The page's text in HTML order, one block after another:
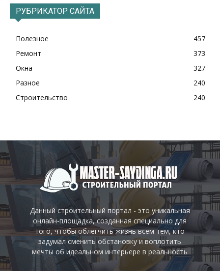
РУБРИКАТОР САЙТА
Полезное
457
Ремонт
373
Окна
327
Разное
240
Строительство
240
Данный строительный портал - это уникальная
онлайн-площадка, созданная специально для
того, чтобы облегчить жизнь всем тем, кто
задумал сменить обстановку и воплотить
мечты об идеальном интерьере в реальность